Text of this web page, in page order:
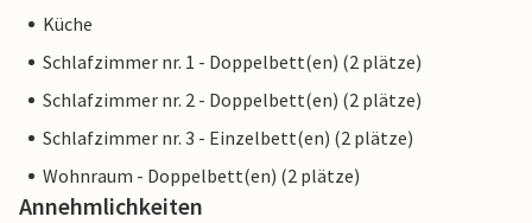
Küche
Schlafzimmer nr. 1 - Doppelbett(en) (2 plätze)
Schlafzimmer nr. 2 - Doppelbett(en) (2 plätze)
Schlafzimmer nr. 3 - Einzelbett(en) (2 plätze)
Wohnraum - Doppelbett(en) (2 plätze)
Annehmlichkeiten